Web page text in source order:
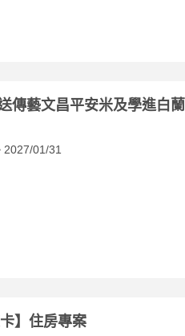
傳藝文昌平安米及學進白蘭
01/31
】住房專案